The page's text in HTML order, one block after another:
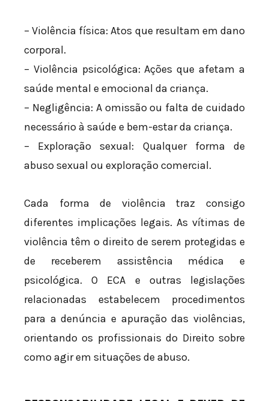
– Violência física: Atos que resultam em dano
corporal.
– Violência psicológica: Ações que afetam a
saúde mental e emocional da criança.
– Negligência: A omissão ou falta de cuidado
necessário à saúde e bem-estar da criança.
– Exploração sexual: Qualquer forma de
abuso sexual ou exploração comercial.
Cada forma de violência traz consigo
diferentes implicações legais. As vítimas de
violência têm o direito de serem protegidas e
de receberem assistência médica e
psicológica. O ECA e outras legislações
relacionadas estabelecem procedimentos
para a denúncia e apuração das violências,
orientando os profissionais do Direito sobre
como agir em situações de abuso.